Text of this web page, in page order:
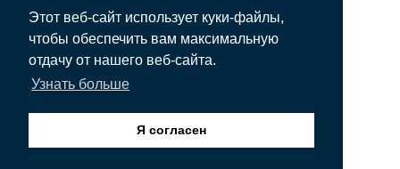
Этот веб-сайт использует куки-файлы,
чтобы обеспечить вам максимальную
отдачу от нашего веб-сайта.
Узнать больше
Я согласен
ПОЛИТИКА КОНФИДЕНЦИАЛЬНОСТИ
АРЕНДА ЯХТ
ОБУЧЕНИЕ ЭКИПАЖА